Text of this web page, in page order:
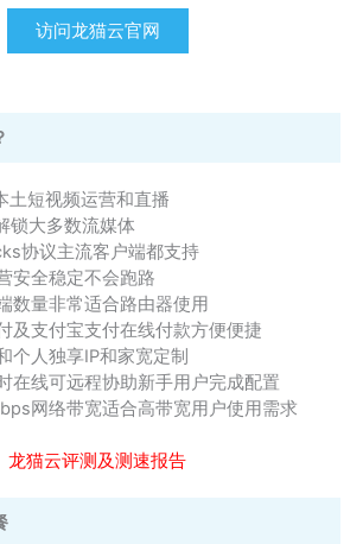
访问龙猫云官网
土短视频运营和直播
锁大多数流媒体
协议主流客户端都支持
安全稳定不会跑路
数量非常适合路由器使用
及支付宝支付在线付款方便便捷
个人独享IP和家宽定制
在线可远程协助新手用户完成配置
网络带宽适合高带宽用户使用需求
龙猫云评测及测速报告